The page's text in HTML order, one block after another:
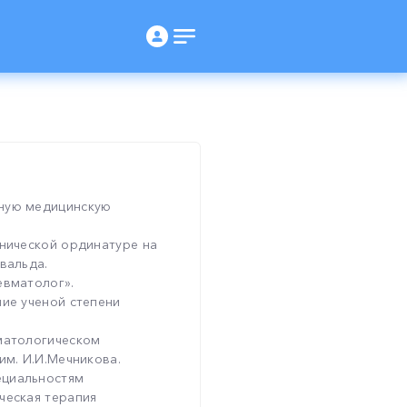
медицинскую
ординатуре на
ученой степени
И.И.Мечникова.
терапия